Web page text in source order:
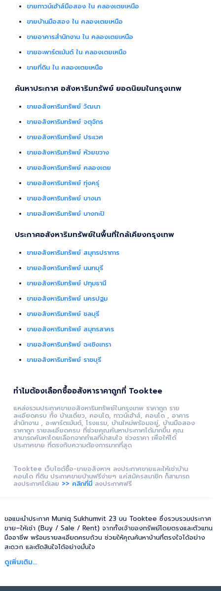
ขายทาวน์เฮ้าส์มือสอง ใน คลองเตยเหนือ
ขายบ้านมือสอง ใน คลองเตยเหนือ
ขายอาคารสำนักงาน ใน คลองเตยเหนือ
ขายอะพาร์ตเม้นต์ ใน คลองเตยเหนือ
ขายที่ดิน ใน คลองเตยเหนือ
ค้นหาประกาศ อสังหาริมทรัพย์ ยอดนิยมในกรุงเทพ
ขายอสังหาริมทรัพย์ วัฒนา
ขายอสังหาริมทรัพย์ จตุจักร
ขายอสังหาริมทรัพย์ ประเวศ
ขายอสังหาริมทรัพย์ ห้วยขวาง
ขายอสังหาริมทรัพย์ คลองเตย
ขายอสังหาริมทรัพย์ ทุ่งครุ่
ขายอสังหาริมทรัพย์ บางนา
ขายอสังหาริมทรัพย์ บางกะปิ
ประกาศอสังหาริมทรัพย์ในพื้นที่ใกล้เคียงกรุงเทพ
ขายอสังหาริมทรัพย์ สมุทรปราการ
ขายอสังหาริมทรัพย์ นนทบุรี
ขายอสังหาริมทรัพย์ ปทุมธานี
ขายอสังหาริมทรัพย์ นครปฐม
ขายอสังหาริมทรัพย์ ชลบุรี
ขายอสังหาริมทรัพย์ สมุทรสาคร
ขายอสังหาริมทรัพย์ ฉะเชิงเทรา
ขายอสังหาริมทรัพย์ ราชบุรี
ทำไมต้องเลือกซื้ออสังหาราคาถูกที่ Tooktee
แหล่งรวมประกาศขายอสังหาริมทรัพย์ในกรุงเทพ ราคาถูก ราย
ละเอียดครบ ทั้ง บ้านเดี่ยว, คอนโด, ทาวน์เฮ้าส์, คอนโด , อาคาร
สำนักงาน , อะพาร์ตเม้นต์, โรงแรม, บ้านใหม่พร้อมอยู่, บ้านมือสอง
ราคาถูก รายละเอียดครบ ที่ช่วยคุณค้นหาประกาศได้มากขึ้น คุณ
สามารถค้นหาโดยเลือกจากทำเลที่น่าสนใจ ช่วงราคา เพื่อให้ได้
ประกาศขาย ที่ตรงกับความต้องการมากที่สุด
Tooktee เว็บไซต์ซื้อ-ขายอสังหาฯ ลงประกาศขายและให้เช่าบ้าน
คอนโด ที่ดิน ประกาศขายบ้านฟรีง่ายๆ แค่สมัครสมาชิก ก็สามารถ
ลงประกาศได้เลย >> คลิกที่นี่ ลงประกาศฟรี
ขอแนะนำประกาศ Muniq Sukhumvit 23 บน Tooktee ซึ่งรวบรวมประกาศ
ขาย–ให้เช่า (Buy / Sale / Rent) จากทั้งเจ้าของทรัพย์โดยตรงและตัวแทน
มืออาชีพ พร้อมรายละเอียดครบถ้วน ช่วยให้คุณค้นหาบ้านที่ตรงใจได้อย่าง
สะดวก และตัดสินใจได้อย่างมั่นใจ
ดูเพิ่มเติม...